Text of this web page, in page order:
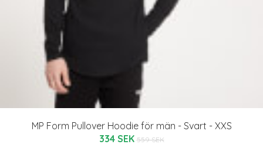
MP Form Pullover Hoodie för män - Svart - XXS
334 SEK 559 SEK